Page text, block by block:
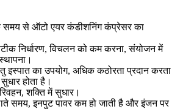
समय से ऑटो एयर कंडीशनिंग कंप्रेसर का
निर्धारण, विचलन को कम करना, संयोजन में
इस्पात का उपयोग, अधिक कठोरता प्रदान करता
होता है।
शक्ति में सुधार।
समय, इनपुट पावर कम हो जाती है और इंजन पर